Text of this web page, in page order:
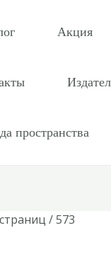
Акция
пространства
/ 573